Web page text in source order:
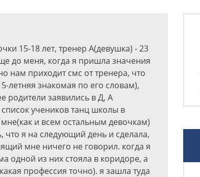
15-18 лет, тренер А(девушка) - 23
до меня, когда я пришла значения
нам приходит смс от тренера, что
летняя знакомая по его словам),
родители заявились в Д, А
учеников танц школы в
и всем остальным девочкам)
я на следующий день и сделала,
мне ничего не говорил. когда я
одной из них стояла в коридоре, а
профессия точно). я зашла туда